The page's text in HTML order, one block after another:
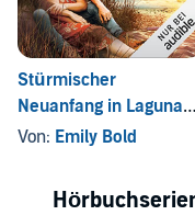
Stürmischer
Neuanfang in Laguna
Beach
Von: Emily Bold